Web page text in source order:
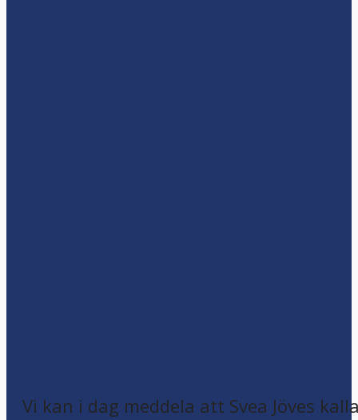
Vi kan i dag meddela att Svea Jöves